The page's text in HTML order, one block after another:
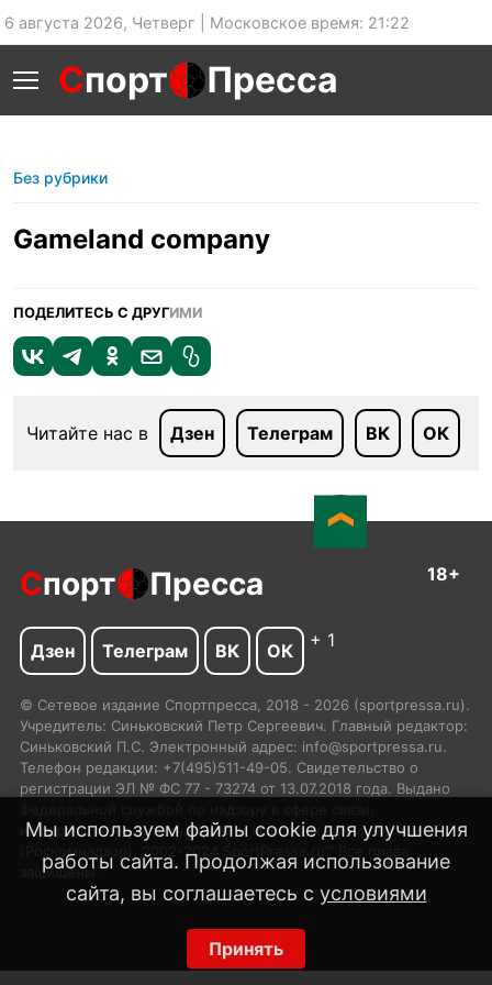
6 августа 2026, Четверг | Московское время: 21:22
Спорт Пресса
Без рубрики
Gameland сompany
ПОДЕЛИТЕСЬ С ДРУГИМИ
Читайте нас в Дзен Телеграм ВК ОК
Мы используем файлы cookie для улучшения
работы сайта. Продолжая использование
сайта, вы соглашаетесь с условиями
Принять
Спорт Пресса 18+
Дзен Телеграм ВК ОК + 1
© Сетевое издание Спортпресса, 2018 - 2026 (sportpressa.ru).
Учредитель: Синьковский Петр Сергеевич. Главный редактор:
Синьковский П.С. Электронный адрес: info@sportpressa.ru.
Телефон редакции: +7(495)511-49-05. Свидетельство о
регистрации ЭЛ № ФС 77 - 73274 от 13.07.2018 года. Выдано
информационных технологий и массовых коммуникаций
(Роскомнадзор). 2002-2024 SportPressa.ru™ Все права
защищены.